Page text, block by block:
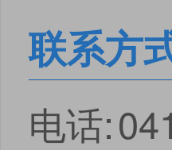
联系方
电话: